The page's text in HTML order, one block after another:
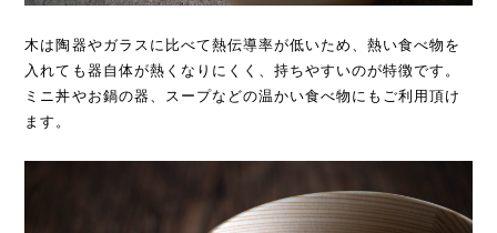
木は陶器やガラスに比べて熱伝導率が低いため、熱い食べ物を
入れても器自体が熱くなりにくく、持ちやすいのが特徴です。
ミニ丼やお鍋の器、スープなどの温かい食べ物にもご利用頂け
ます。